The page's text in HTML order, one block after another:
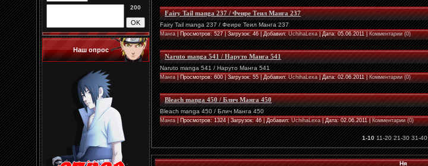
200
Наш опрос
Fairy Tail manga 237 / Феире Теил Манга 237
Fairy Tail manga 237 / Феире Теил Манга 237
Манга| Просмотров: 527 | Загрузок: 46 | Добавил:UchihaLexa| Дата:05.06.2011|Комментарии (0)
Naruto manga 541 / Наруто Манга 541
Naruto manga 541 / Наруто Манга 541
Манга| Просмотров: 600 | Загрузок: 55 | Добавил:UchihaLexa| Дата:02.06.2011|Комментарии (0)
Bleach manga 450 / Блич Манга 450
Bleach manga 450 / Блич Манга 450
Манга| Просмотров: 1324 | Загрузок: 46 | Добавил:UchihaLexa| Дата:02.06.2011|Комментарии (0)
1-10 11-20 21-30 31-40
Ня